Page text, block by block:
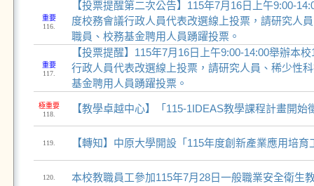
重要
116.
【投票提醒第二次公告】115年7月16日上午9:00-
度校務會議行政人員代表改選線上投票，請研究人
職員、校務基金聘用人員踴躍投票。
重要
117.
【投票提醒】115年7月16日上午9:00-14:00舉辦本
行政人員代表改選線上投票，請研究人員、稀少性
基金聘用人員踴躍投票。
極重要
118.
【教學卓越中心】「115-1IDEAS教學課程計畫開始
119. 【轉知】中原大學開設「115年度創新產業應用培育
120. 本校教職員工參加115年7月28日一般職業安全衛生